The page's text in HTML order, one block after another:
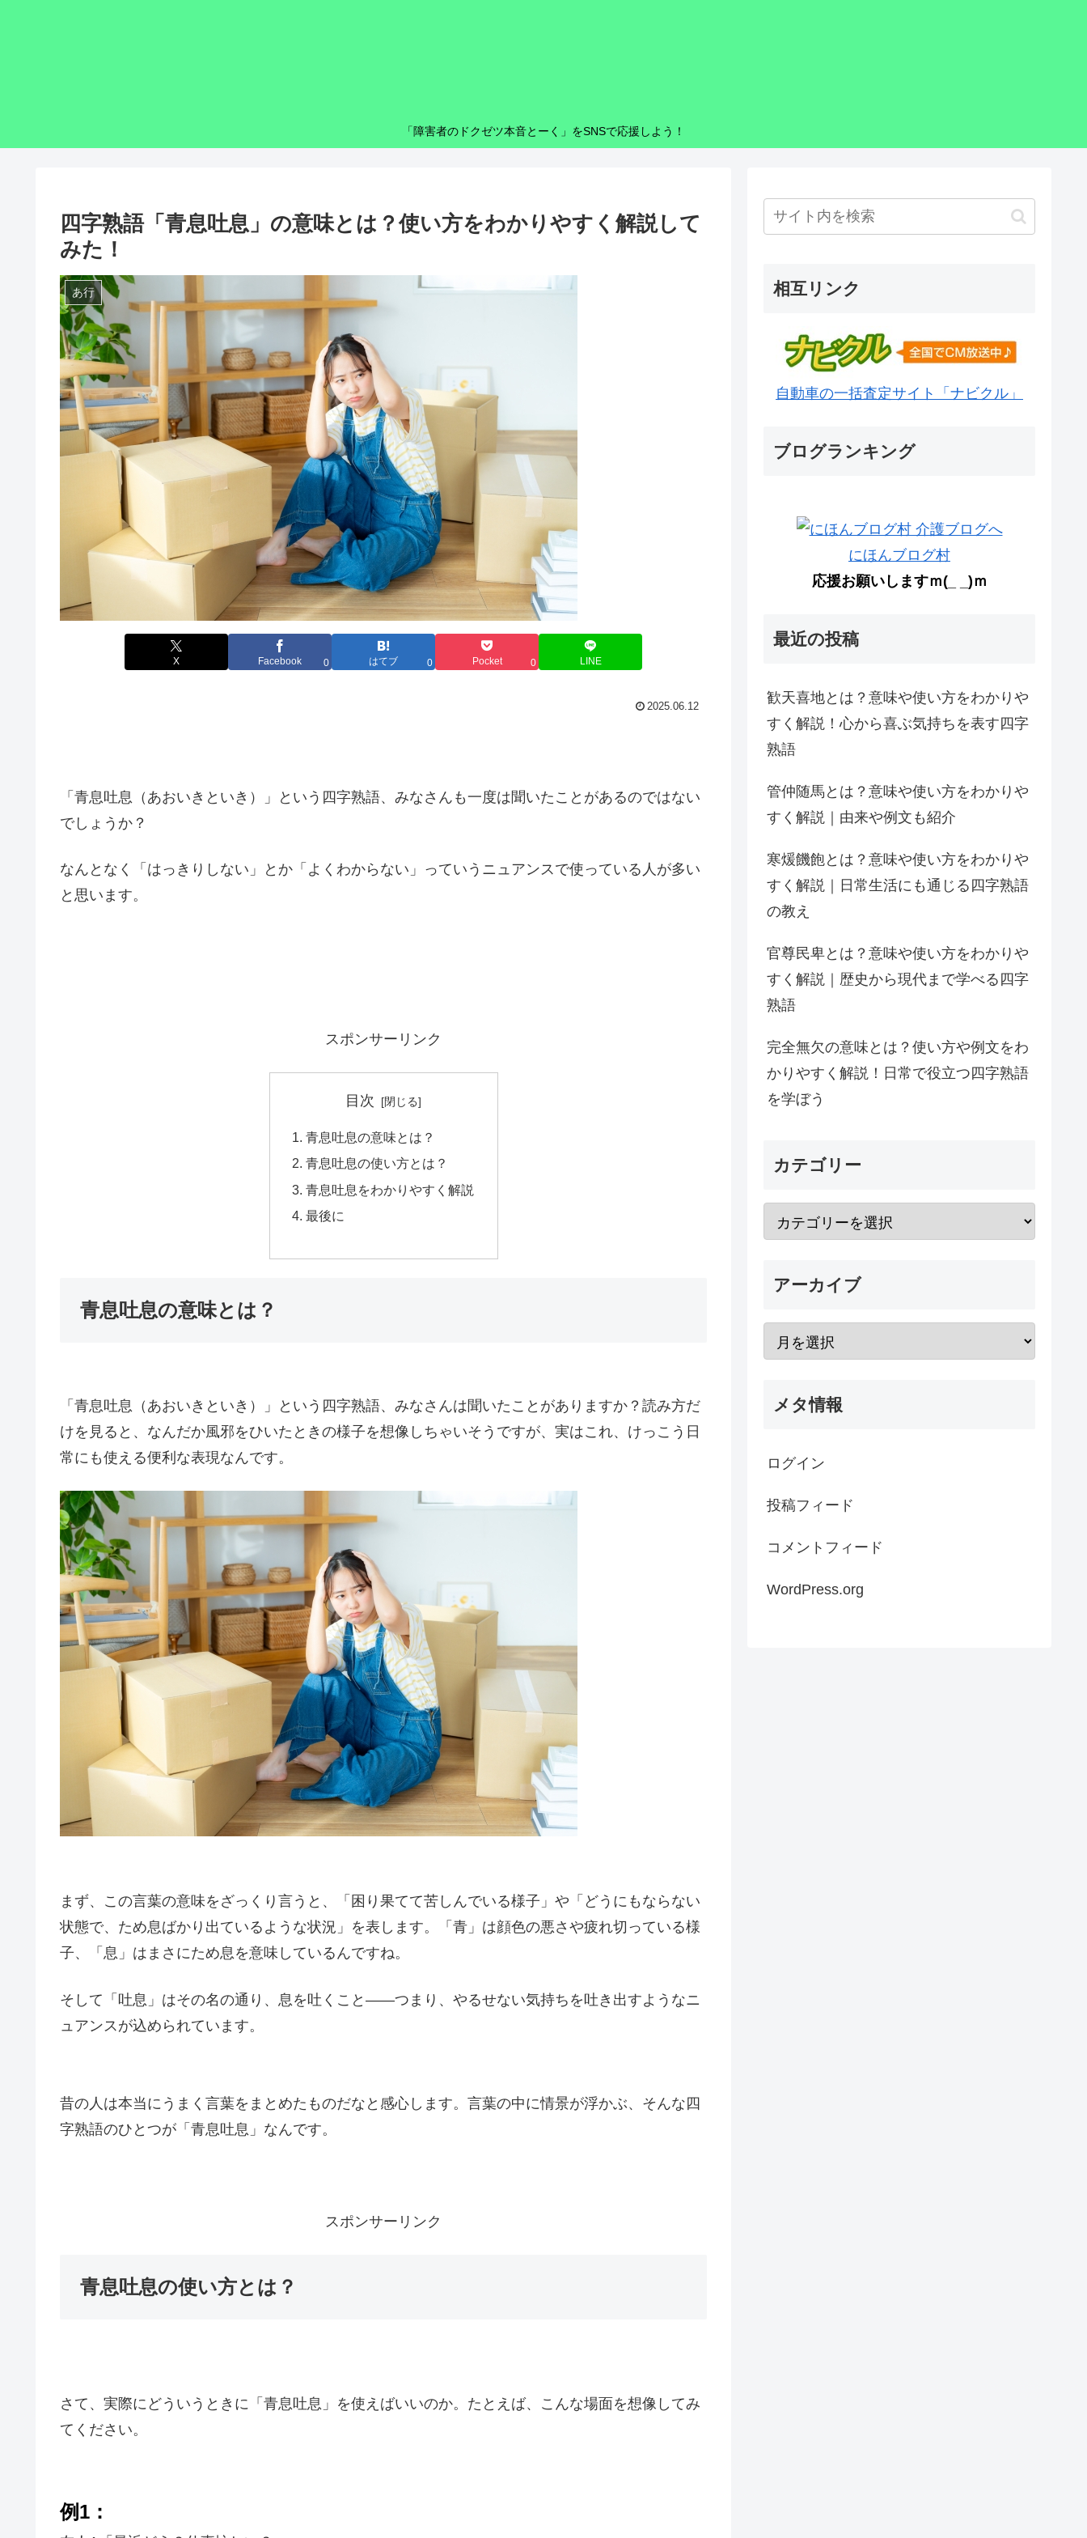
「障害者のドクゼツ本音とーく」をSNSで応援しよう！
四字熟語「青息吐息」の意味とは？使い方をわかりやすく解説して
みた！
あ行
X Facebook 0 はてブ 0 Pocket 0 LINE
2025.06.12
「青息吐息（あおいきといき）」という四字熟語、みなさんも一度は聞いたことがあるのではない
でしょうか？
なんとなく「はっきりしない」とか「よくわからない」っていうニュアンスで使っている人が多い
と思います。
スポンサーリンク
目次
青息吐息の意味とは？
青息吐息の使い方とは？
青息吐息をわかりやすく解説
最後に
青息吐息の意味とは？
「青息吐息（あおいきといき）」という四字熟語、みなさんは聞いたことがありますか？読み方だ
けを見ると、なんだか風邪をひいたときの様子を想像しちゃいそうですが、実はこれ、けっこう日
常にも使える便利な表現なんです。
まず、この言葉の意味をざっくり言うと、「困り果てて苦しんでいる様子」や「どうにもならない
状態で、ため息ばかり出ているような状況」を表します。「青」は顔色の悪さや疲れ切っている様
子、「息」はまさにため息を意味しているんですね。
そして「吐息」はその名の通り、息を吐くこと――つまり、やるせない気持ちを吐き出すようなニ
ュアンスが込められています。
昔の人は本当にうまく言葉をまとめたものだなと感心します。言葉の中に情景が浮かぶ、そんな四
字熟語のひとつが「青息吐息」なんです。
スポンサーリンク
青息吐息の使い方とは？
さて、実際にどういうときに「青息吐息」を使えばいいのか。たとえば、こんな場面を想像してみ
てください。
例1：
相互リンク
自動車の一括査定サイト「ナビクル」
ブログランキング
にほんブログ村
応援お願いしますｍ(_ _)ｍ
最近の投稿
歓天喜地とは？意味や使い方をわかりや
すく解説！心から喜ぶ気持ちを表す四字
熟語
管仲随馬とは？意味や使い方をわかりや
すく解説｜由来や例文も紹介
寒煖饑飽とは？意味や使い方をわかりや
すく解説｜日常生活にも通じる四字熟語
の教え
官尊民卑とは？意味や使い方をわかりや
すく解説｜歴史から現代まで学べる四字
熟語
完全無欠の意味とは？使い方や例文をわ
かりやすく解説！日常で役立つ四字熟語
を学ぼう
カテゴリー
アーカイブ
メタ情報
ログイン
投稿フィード
コメントフィード
WordPress.org